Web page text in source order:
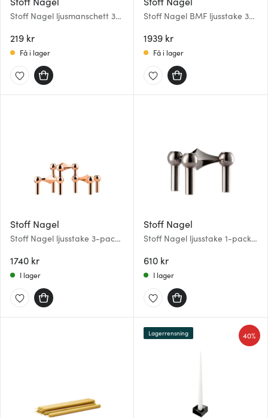
Stoff Nagel ljusmanschett 3-
219 kr
Få i lager
Stoff Nagel BMF ljusstake 3-
1939 kr
Få i lager
Stoff Nagel
Stoff Nagel ljusstake 3-pack
1740 kr
I lager
Stoff Nagel
Stoff Nagel ljusstake 1-pack
610 kr
I lager
40%
Lagerrensning